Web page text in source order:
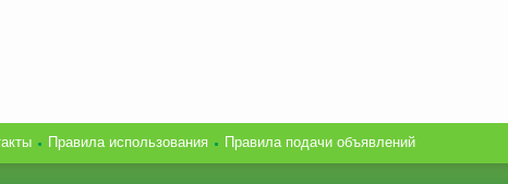
Правила использования Правила подачи объявлений